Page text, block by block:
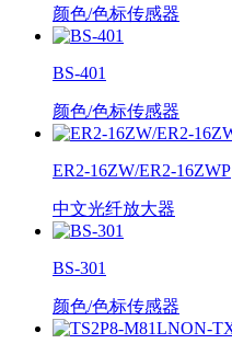
颜色/色标传感器
BS-401
颜色/色标传感器
ER2-16ZW/ER2-16ZWP
中文光纤放大器
BS-301
颜色/色标传感器